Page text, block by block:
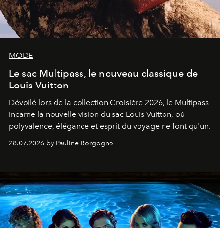
MODE
Le sac Multipass, le nouveau classique de
Louis Vuitton
Dévoilé lors de la collection Croisière 2026, le Multipass
incarne la nouvelle vision du sac Louis Vuitton, où
polyvalence, élégance et esprit du voyage ne font qu'un.
28.07.2026 by Pauline Borgogno